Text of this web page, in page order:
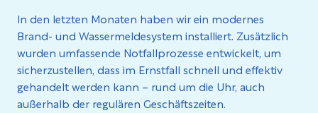
In den letzten Monaten haben wir ein modernes
Brand- und Wassermeldesystem installiert. Zusätzlich
wurden umfassende Notfallprozesse entwickelt, um
sicherzustellen, dass im Ernstfall schnell und effektiv
gehandelt werden kann – rund um die Uhr, auch
außerhalb der regulären Geschäftszeiten.